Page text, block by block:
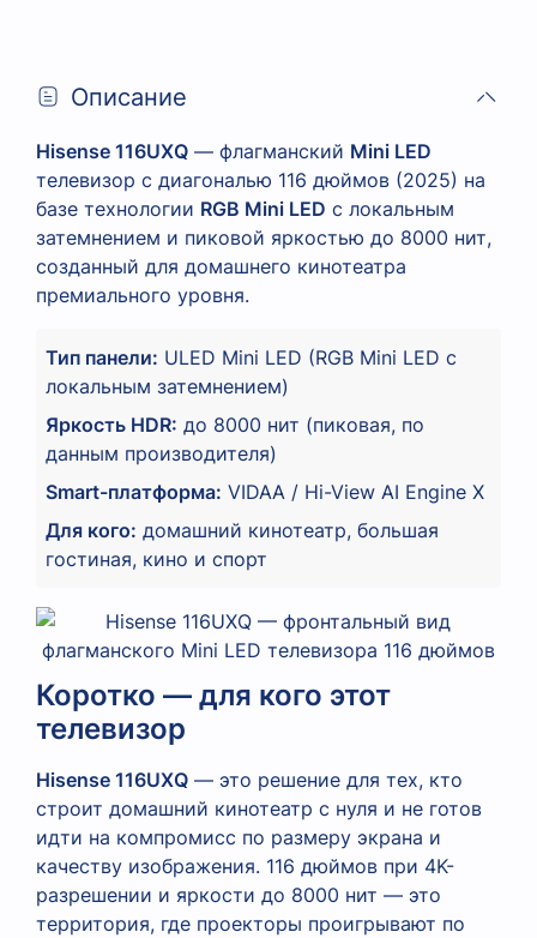
Описание
Hisense 116UXQ — флагманский Mini LED
телевизор с диагональю 116 дюймов (2025) на
базе технологии RGB Mini LED с локальным
затемнением и пиковой яркостью до 8000 нит,
созданный для домашнего кинотеатра
премиального уровня.
Тип панели: ULED Mini LED (RGB Mini LED с
локальным затемнением)
Яркость HDR: до 8000 нит (пиковая, по
данным производителя)
Smart-платформа: VIDAA / Hi-View AI Engine X
Для кого: домашний кинотеатр, большая
гостиная, кино и спорт
Коротко — для кого этот
телевизор
Hisense 116UXQ — это решение для тех, кто
строит домашний кинотеатр с нуля и не готов
идти на компромисс по размеру экрана и
качеству изображения. 116 дюймов при 4K-
разрешении и яркости до 8000 нит — это
территория, где проекторы проигрывают по